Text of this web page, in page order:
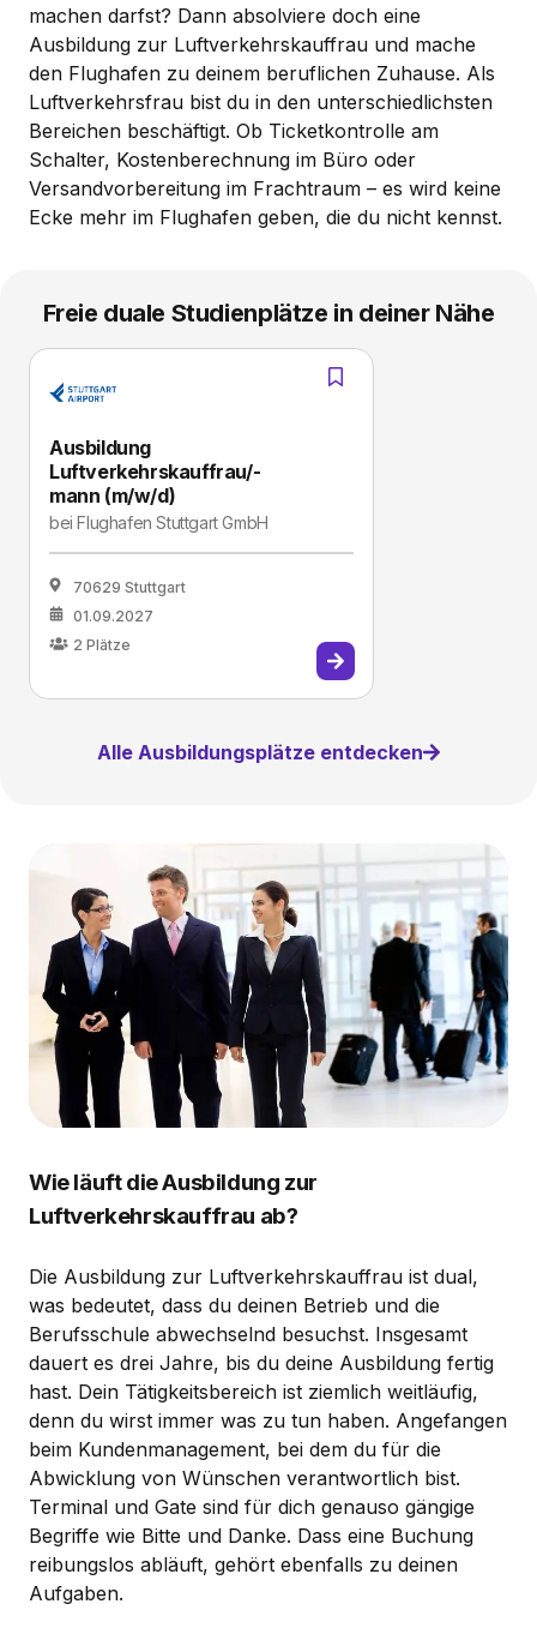
machen darfst? Dann absolviere doch eine
Ausbildung zur Luftverkehrskauffrau und mache
den Flughafen zu deinem beruflichen Zuhause. Als
Luftverkehrsfrau bist du in den unterschiedlichsten
Bereichen beschäftigt. Ob Ticketkontrolle am
Schalter, Kostenberechnung im Büro oder
Versandvorbereitung im Frachtraum – es wird keine
Ecke mehr im Flughafen geben, die du nicht kennst.
Freie duale Studienplätze in deiner Nähe
Ausbildung
Luftverkehrskauffrau/-
mann (m/w/d)
beiFlughafen Stuttgart GmbH
70629 Stuttgart
01.09.2027
2 Plätze
Alle Ausbildungsplätze entdecken
Wie läuft die Ausbildung zur
Luftverkehrskauffrau ab?
Die Ausbildung zur Luftverkehrskauffrau ist dual,
was bedeutet, dass du deinen Betrieb und die
Berufsschule abwechselnd besuchst. Insgesamt
dauert es drei Jahre, bis du deine Ausbildung fertig
hast. Dein Tätigkeitsbereich ist ziemlich weitläufig,
denn du wirst immer was zu tun haben. Angefangen
beim Kundenmanagement, bei dem du für die
Abwicklung von Wünschen verantwortlich bist.
Terminal und Gate sind für dich genauso gängige
Begriffe wie Bitte und Danke. Dass eine Buchung
reibungslos abläuft, gehört ebenfalls zu deinen
Aufgaben.